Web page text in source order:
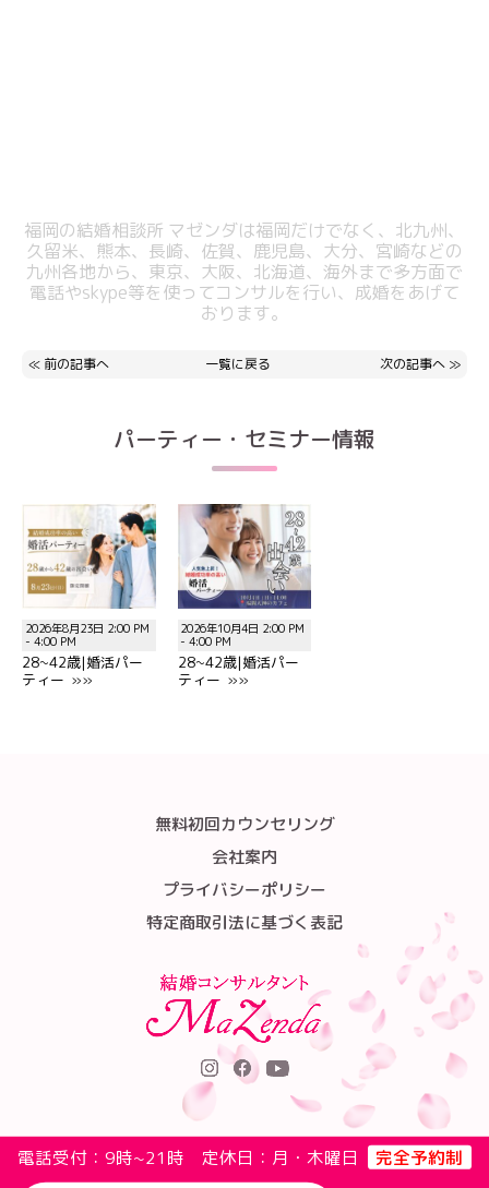
福岡の結婚相談所 マゼンダは福岡だけでなく、北九州、
久留米、熊本、長崎、佐賀、鹿児島、大分、宮崎などの
九州各地から、東京、大阪、北海道、海外まで多方面で
電話やskype等を使ってコンサルを行い、成婚をあげて
おります。
≪ 前の記事へ 一覧に戻る 次の記事へ ≫
パーティー・セミナー情報
2026年8月23日 2:00 PM
- 4:00 PM
28~42歳|婚活パー
ティー »»
2026年10月4日 2:00 PM
- 4:00 PM
28~42歳|婚活パー
ティー »»
無料初回カウンセリング
会社案内
プライバシーポリシー
特定商取引法に基づく表記
電話受付：9時~21時 定休日：月・木曜日 完全予約制